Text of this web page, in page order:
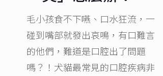
毛小孩食不下嚥、口水狂流，一
碰到嘴部就發出哀鳴，有口難言
的他們，難道是口腔出了問題
嗎？！犬貓最常見的口腔疾病非